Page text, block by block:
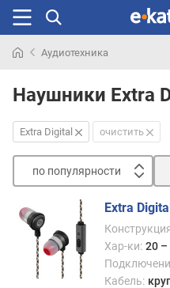
раньше
Аудиотехника
Наушники Extra
Extra Digital очистить
по популярности
п
о
п
о
Extra
Хар-ки: 20 –
Кабель: